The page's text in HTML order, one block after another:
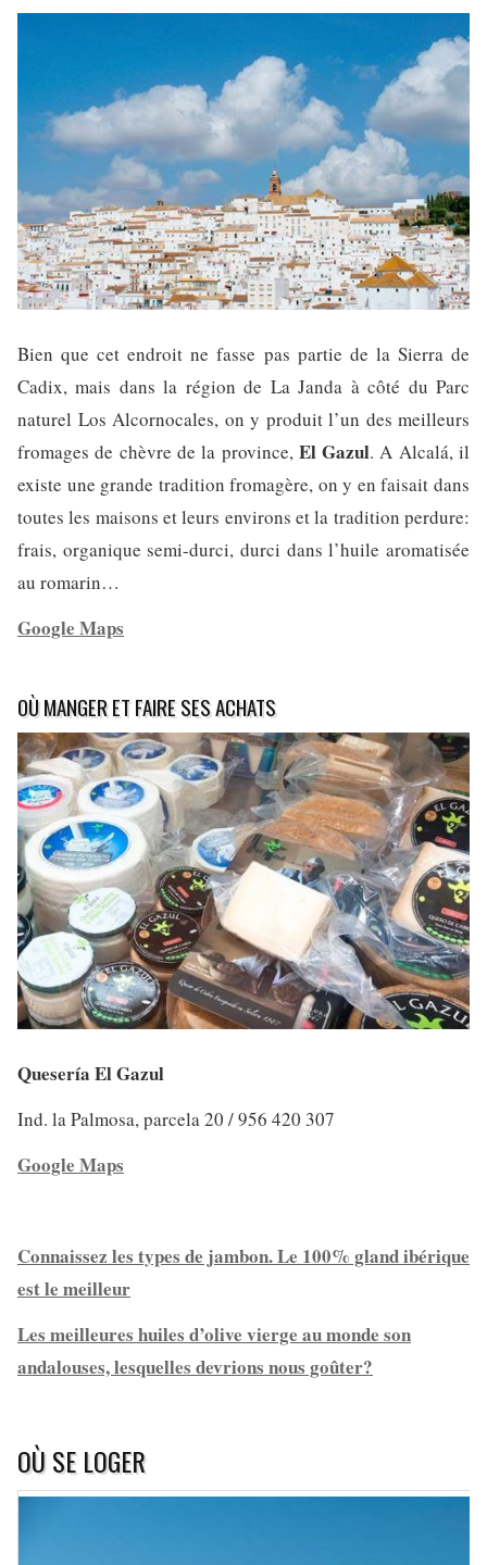
Bien que cet endroit ne fasse pas partie de la Sierra de
Cadix, mais dans la région de La Janda à côté du Parc
naturel Los Alcornocales, on y produit l’un des meilleurs
fromages de chèvre de la province, El Gazul. A Alcalá, il
existe une grande tradition fromagère, on y en faisait dans
toutes les maisons et leurs environs et la tradition perdure:
frais, organique semi-durci, durci dans l’huile aromatisée
au romarin…
Google Maps
OÙ MANGER ET FAIRE SES ACHATS
Quesería El Gazul
Ind. la Palmosa, parcela 20 / 956 420 307
Google Maps
Connaissez les types de jambon. Le 100% gland ibérique
est le meilleur
Les meilleures huiles d’olive vierge au monde son
andalouses, lesquelles devrions nous goûter?
OÙ SE LOGER